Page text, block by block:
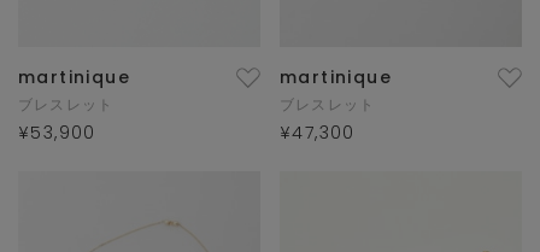
martinique
ブレスレット
¥53,900
martinique
ブレスレット
¥47,300